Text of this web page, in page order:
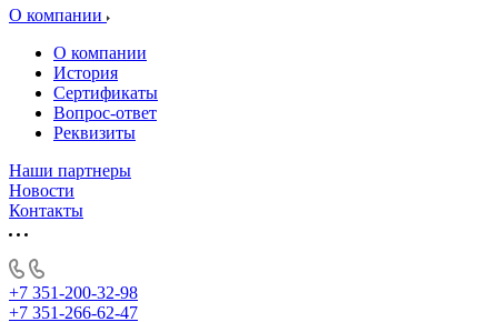
О компании
О компании
История
Сертификаты
Вопрос-ответ
Реквизиты
Наши партнеры
Новости
Контакты
+7 351-200-32-98
+7 351-266-62-47